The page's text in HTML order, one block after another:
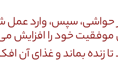
سپس، وارد عمل
خود را افزایش می‌
بماند و غذای آن